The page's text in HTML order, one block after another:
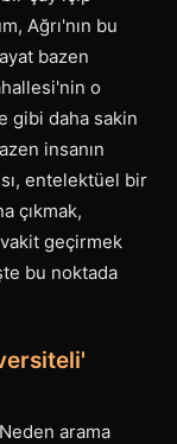
Ağrı'nın bu
bazen
o
gibi daha sakin
insanın
entelektüel bir
çıkmak,
geçirmek
bu noktada
arama